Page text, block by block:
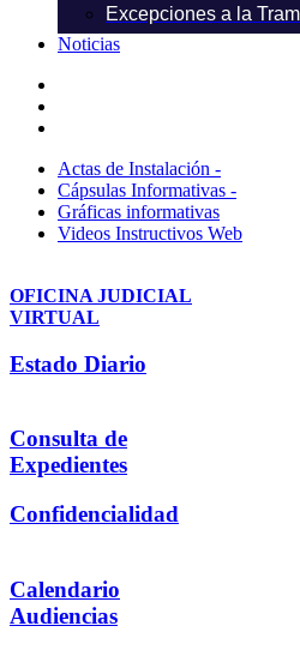
Excepciones a la
Noticias
Actas de Instalación -
Cápsulas Informativas -
Gráficas informativas
Videos Instructivos Web
OFICINA JUDICIAL
VIRTUAL
Estado Diario
Consulta de
Expedientes
Confidencialidad
Calendario
Audiencias